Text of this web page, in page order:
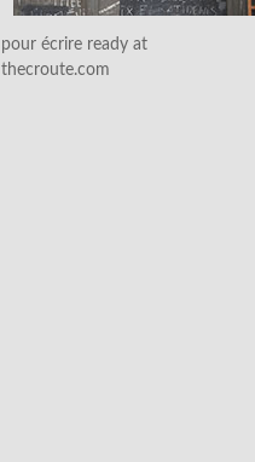
pour écrire ready at
thecroute.com